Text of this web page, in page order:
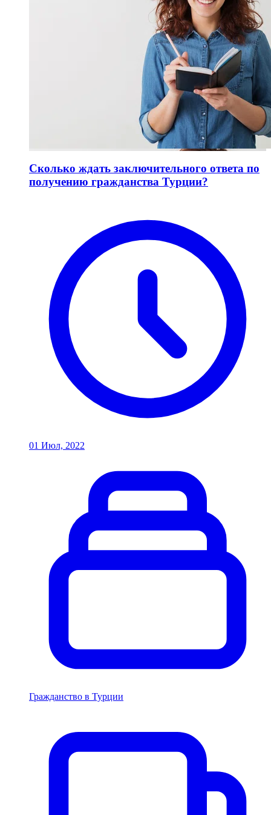
Сколько ждать заключительного ответа по
получению гражданства Турции?
01 Июл, 2022
Гражданство в Турции